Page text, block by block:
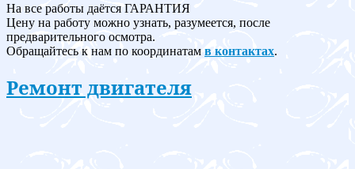
На все работы даётся ГАРАНТИЯ
Цену на работу можно узнать, разумеется, после
предварительного осмотра.
Обращайтесь к нам по координатам в контактах.
Ремонт двигателя